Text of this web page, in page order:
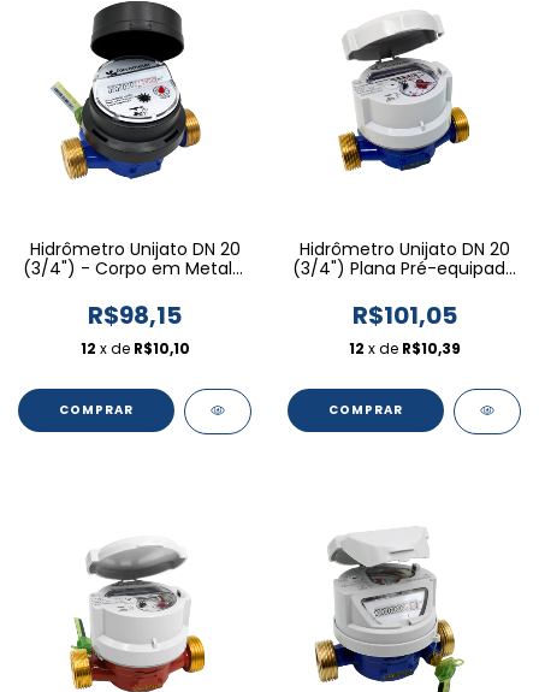
Hidrômetro Unijato DN 20
(3/4") - Corpo em Metal -
R$98,15
12 x de R$10,10
COMPRAR
Hidrômetro Unijato DN 20
(3/4") Plana Pré-equipada
R$101,05
12 x de R$10,39
COMPRAR